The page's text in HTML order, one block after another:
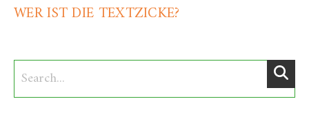
WER IST DIE TEXTZICKE?